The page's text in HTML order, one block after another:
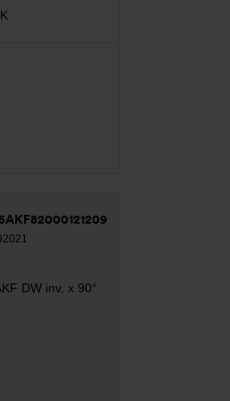
DW inv. x 90°